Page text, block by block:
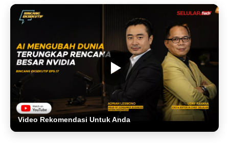
Video Rekomendasi Untuk Anda